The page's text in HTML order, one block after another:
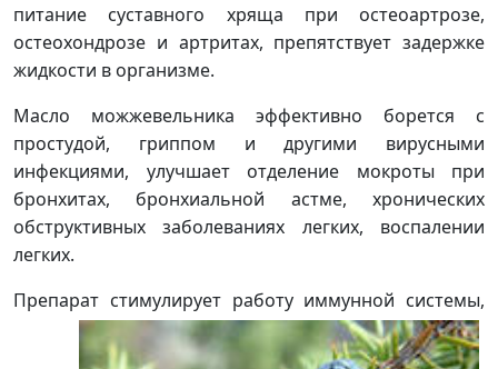
питание суставного хряща при остеоартрозе,
остеохондрозе и артритах, препятствует задержке
жидкости в организме.
Масло можжевельника эффективно борется с
простудой, гриппом и другими вирусными
инфекциями, улучшает отделение мокроты при
бронхитах, бронхиальной астме, хронических
обструктивных заболеваниях легких, воспалении
легких.
Препарат стимулирует работу иммунной системы,